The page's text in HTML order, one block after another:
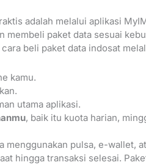
adalah melalui aplikasi
paket data sesuai
beli paket data indosat
kamu.
utama aplikasi.
, baik itu kuota harian,
menggunakan pulsa, e-wallet,
hingga transaksi selesai.